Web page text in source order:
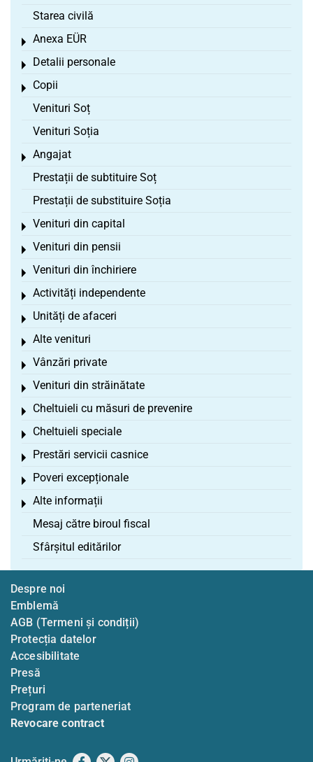
Starea civilă
Anexa EÜR
Toggle menu
Detalii personale
Toggle menu
Copii
Toggle menu
Venituri Soț
Venituri Soția
Angajat
Toggle menu
Prestații de subtituire Soț
Prestații de substituire Soția
Venituri din capital
Toggle menu
Venituri din pensii
Toggle menu
Venituri din închiriere
Toggle menu
Activități independente
Toggle menu
Unități de afaceri
Toggle menu
Alte venituri
Toggle menu
Vânzări private
Toggle menu
Venituri din străinătate
Toggle menu
Cheltuieli cu măsuri de prevenire
Toggle menu
Cheltuieli speciale
Toggle menu
Prestări servicii casnice
Toggle menu
Poveri excepționale
Toggle menu
Alte informații
Toggle menu
Mesaj către biroul fiscal
Sfârșitul editărilor
Despre noi
Emblemă
AGB (Termeni și condiții)
Protecția datelor
Accesibilitate
Presă
Prețuri
Program de parteneriat
Revocare contract